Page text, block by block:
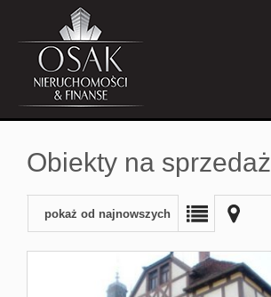
Obiekty na sprzedaż
pokaż od najnowszych